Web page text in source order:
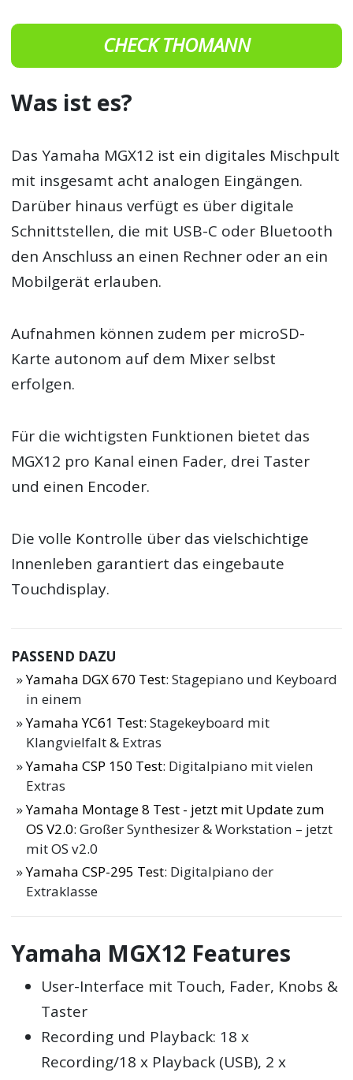
CHECK THOMANN
Was ist es?
Das Yamaha MGX12 ist ein digitales Mischpult
mit insgesamt acht analogen Eingängen.
Darüber hinaus verfügt es über digitale
Schnittstellen, die mit USB-C oder Bluetooth
den Anschluss an einen Rechner oder an ein
Mobilgerät erlauben.
Aufnahmen können zudem per microSD-
Karte autonom auf dem Mixer selbst
erfolgen.
Für die wichtigsten Funktionen bietet das
MGX12 pro Kanal einen Fader, drei Taster
und einen Encoder.
Die volle Kontrolle über das vielschichtige
Innenleben garantiert das eingebaute
Touchdisplay.
PASSEND DAZU
Yamaha DGX 670 Test: Stagepiano und Keyboard
in einem
Yamaha YC61 Test: Stagekeyboard mit
Klangvielfalt & Extras
Yamaha CSP 150 Test: Digitalpiano mit vielen
Extras
Yamaha Montage 8 Test - jetzt mit Update zum
OS V2.0: Großer Synthesizer & Workstation – jetzt
mit OS v2.0
Yamaha CSP-295 Test: Digitalpiano der
Extraklasse
Yamaha MGX12 Features
User-Interface mit Touch, Fader, Knobs &
Taster
Recording und Playback: 18 x
Recording/18 x Playback (USB), 2 x